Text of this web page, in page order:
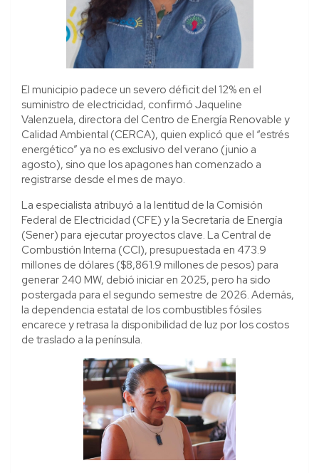
El municipio padece un severo déficit del 12% en el
suministro de electricidad, confirmó Jaqueline
Valenzuela, directora del Centro de Energía Renovable y
Calidad Ambiental (CERCA), quien explicó que el “estrés
energético” ya no es exclusivo del verano (junio a
agosto), sino que los apagones han comenzado a
registrarse desde el mes de mayo.
La especialista atribuyó a la lentitud de la Comisión
Federal de Electricidad (CFE) y la Secretaría de Energía
(Sener) para ejecutar proyectos clave. La Central de
Combustión Interna (CCI), presupuestada en 473.9
millones de dólares ($8,861.9 millones de pesos) para
generar 240 MW, debió iniciar en 2025, pero ha sido
postergada para el segundo semestre de 2026. Además,
la dependencia estatal de los combustibles fósiles
encarece y retrasa la disponibilidad de luz por los costos
de traslado a la península.